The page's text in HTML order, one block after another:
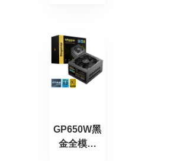
GP650W黑
金全模版